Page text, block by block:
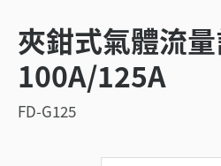
夾鉗式氣體流
100A/125A
FD-G125